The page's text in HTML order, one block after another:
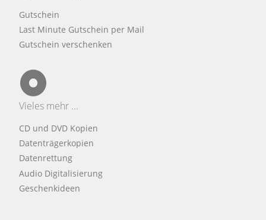
Gutschein
Last Minute Gutschein per Mail
Gutschein verschenken
Vieles mehr ...
CD und DVD Kopien
Datenträgerkopien
Datenrettung
Audio Digitalisierung
Geschenkideen